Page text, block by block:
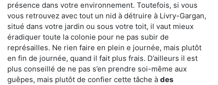
présence dans votre environnement. Toutefois, si vous
vous retrouvez avec tout un nid à détruire à Livry-Gargan,
situé dans votre jardin ou sous votre toit, il vaut mieux
éradiquer toute la colonie pour ne pas subir de
représailles. Ne rien faire en plein e journée, mais plutôt
en fin de journée, quand il fait plus frais. D’ailleurs il est
plus conseillé de ne pas s’en prendre soi-même aux
guêpes, mais plutôt de confier cette tâche à des